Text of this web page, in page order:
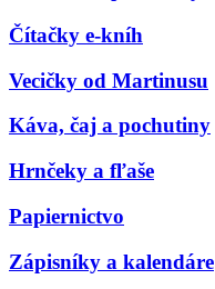
Čítačky e-kníh
Vecičky od Martinusu
Káva, čaj a pochutiny
Hrnčeky a fľaše
Papiernictvo
Zápisníky a kalendáre